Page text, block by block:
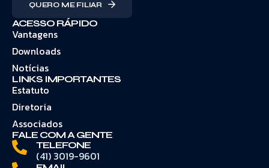
QUERO ME FILIAR
ACESSO RÁPIDO
Vantagens
Downloads
Notícias
LINKS IMPORTANTES
Estatuto
Diretoria
Associados
FALE COM A GENTE
TELEFONE
(41) 3019-9601